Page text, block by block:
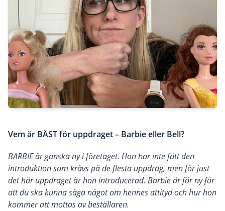
Vem är BÄST för uppdraget – Barbie eller Bell?
BARBIE är ganska ny i företaget. Hon har inte fått den
introduktion som krävs på de flesta uppdrag, men för just
det här uppdraget är hon introducerad. Barbie är för ny för
att du ska kunna säga något om hennes attityd och hur hon
kommer att mottas av beställaren.